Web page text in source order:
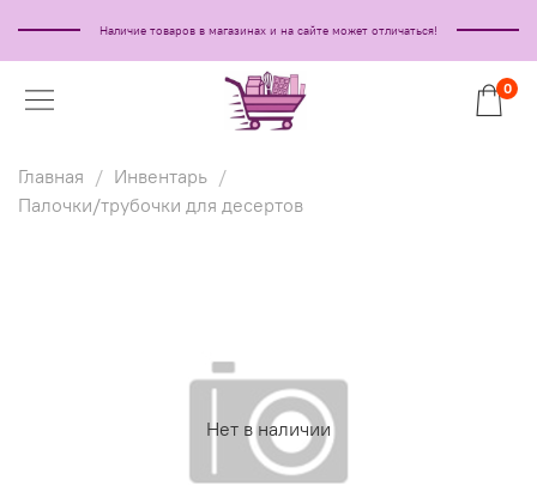
Наличие товаров в магазинах и на сайте может отличаться!
0
Главная
Инвентарь
Палочки/трубочки для десертов
Нет в наличии